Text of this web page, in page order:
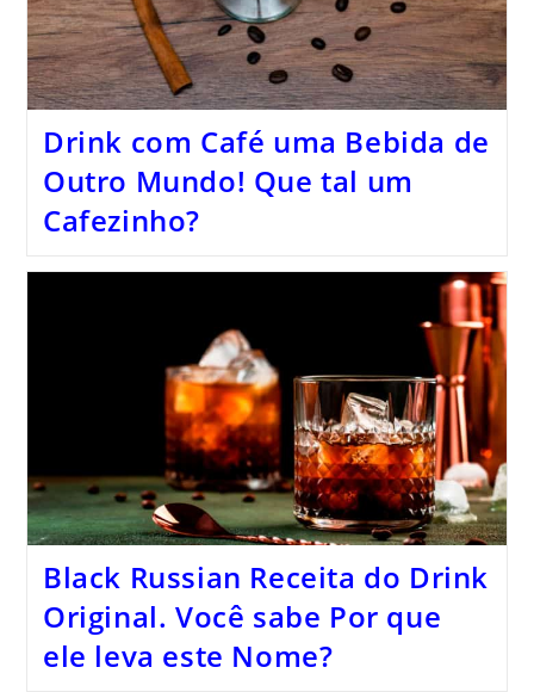
Drink com Café uma Bebida de
Outro Mundo! Que tal um
Cafezinho?
Black Russian Receita do Drink
Original. Você sabe Por que
ele leva este Nome?